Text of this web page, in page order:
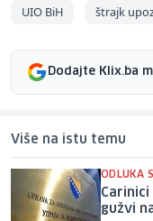
UIO BiH štrajk
Dodajte Klix.ba
Više na istu temu
ODLUKA
gužvi